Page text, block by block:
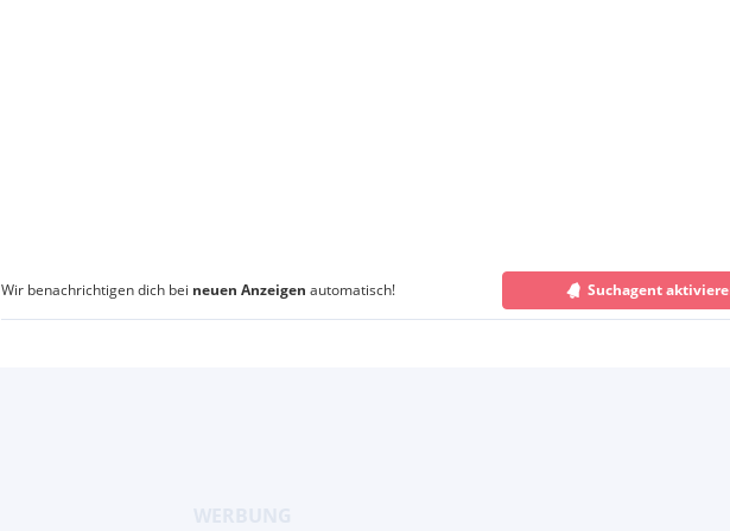
Wir benachrichtigen dich bei neuen Anzeigen automatisch! Suchagent